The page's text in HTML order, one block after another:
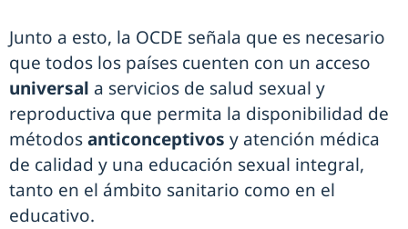
Junto a esto, la OCDE señala que es necesario
que todos los países cuenten con un acceso
universal a servicios de salud sexual y
reproductiva que permita la disponibilidad de
métodosanticonceptivos y atención médica
de calidad y una educación sexual integral,
tanto en el ámbito sanitario como en el
educativo.